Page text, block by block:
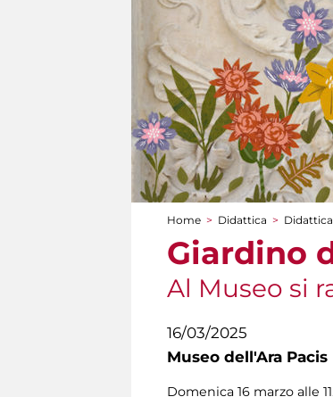
Tu sei qui
Home > Didattica >
Giardino
Al Museo si
16/03/2025
Museo dell'Ara Pacis
Domenica 16 marzo alle